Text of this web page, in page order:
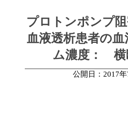
プロトンポンプ
血液透析患者の
ム濃度： 横
公開日：2017年